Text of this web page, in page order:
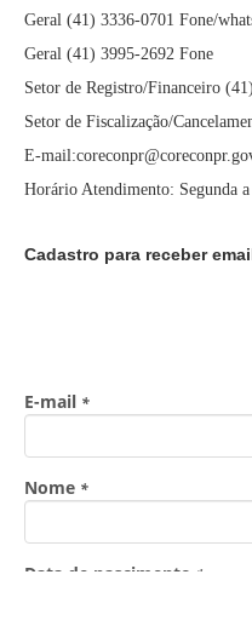
Geral (41) 3336-0701 Fone/
Geral (41) 3995-2692 Fone
Setor de Registro/Financeiro
Setor de Fiscalização/
E-
Horário Atendimento: Segunda
Cadastro para receber